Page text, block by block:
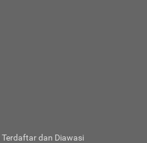
Terdaftar dan Diawasi